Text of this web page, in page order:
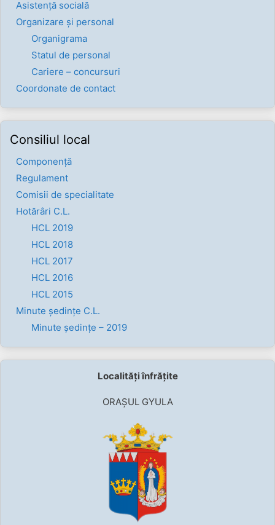
Asistență socială
Organizare și personal
Organigrama
Statul de personal
Cariere – concursuri
Coordonate de contact
Consiliul local
Componenţă
Regulament
Comisii de specialitate
Hotărâri C.L.
HCL 2019
HCL 2018
HCL 2017
HCL 2016
HCL 2015
Minute ședințe C.L.
Minute ședințe – 2019
Localități înfrățite
ORAȘUL GYULA